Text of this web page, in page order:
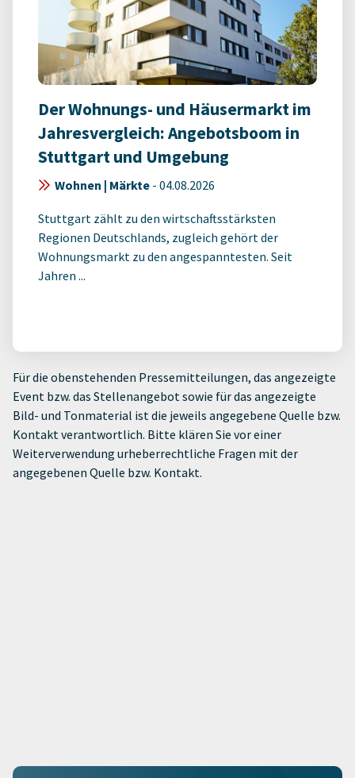
Der Wohnungs- und Häusermarkt im
Jahresvergleich: Angebotsboom in
Stuttgart und Umgebung
Wohnen | Märkte - 04.08.2026
Stuttgart zählt zu den wirtschaftsstärksten
Regionen Deutschlands, zugleich gehört der
Wohnungsmarkt zu den angespanntesten. Seit
Jahren ...
Für die obenstehenden Pressemitteilungen, das angezeigte
Event bzw. das Stellenangebot sowie für das angezeigte
Bild- und Tonmaterial ist die jeweils angegebene Quelle bzw.
Kontakt verantwortlich. Bitte klären Sie vor einer
Weiterverwendung urheberrechtliche Fragen mit der
angegebenen Quelle bzw. Kontakt.